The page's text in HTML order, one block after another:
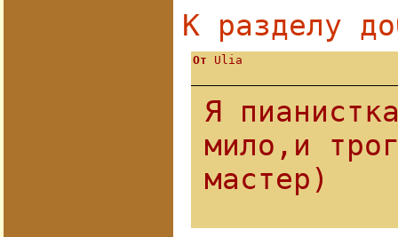
К разделу
От Ulia
Я
мило,и
мастер)